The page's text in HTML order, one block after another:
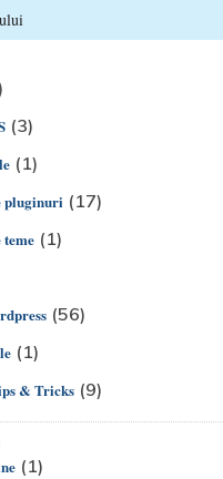
(3)
(1)
pluginuri (17)
(1)
(56)
(1)
& Tricks (9)
(1)